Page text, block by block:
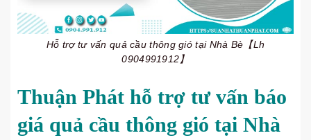
Hỗ trợ tư vấn quả cầu thông gió tại Nhà Bè【Lh
0904991912】
Thuận Phát hỗ trợ tư vấn báo
giá quả cầu thông gió tại Nhà